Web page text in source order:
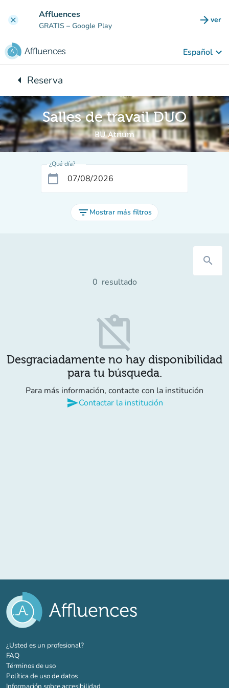
clear Affluences
GRATIS – Google Play arrow_forward ver
Español keyboard_arrow_down
arrow_leftVuelta:
Reserva
Salles de travail DUO
BU Atrium
¿Qué día?
calendar_today
filter_list Mostrar más filtros
search
0 resultado
content_paste_off
Desgraciadamente no hay disponibilidad
para tu búsqueda.
Para más información, contacte con la institución
sendContactar la institución
¿Usted es un profesional?(nueva pestaña)
FAQ
Términos de uso
Política de uso de datos